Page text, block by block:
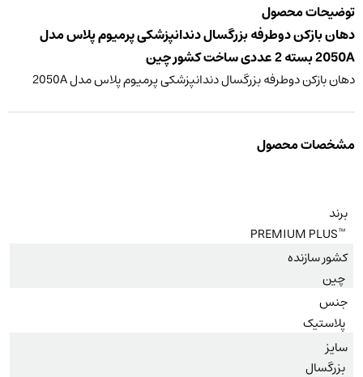
توضیحات محصول
دهان بازکن دوطرفه بزرگسال دندانپزشکی پرمیوم پلاس مدل
2050A بسته 2 عددی ساخت کشور چین
دهان بازکن دوطرفه بزرگسال دندانپزشکی پرمیوم پلاس مدل 2050A
مشخصات محصول
برند
™PREMIUM PLUS
کشور سازنده
چین
جنس
پلاستیک
سایز
بزرگسال